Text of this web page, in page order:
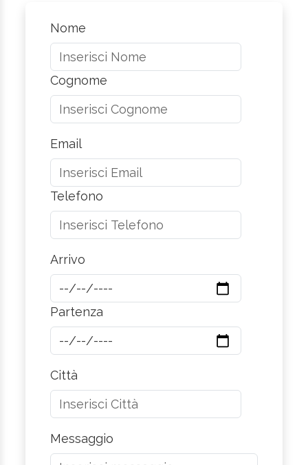
Nome
Cognome
Email
Telefono
Arrivo
Partenza
Città
Messaggio